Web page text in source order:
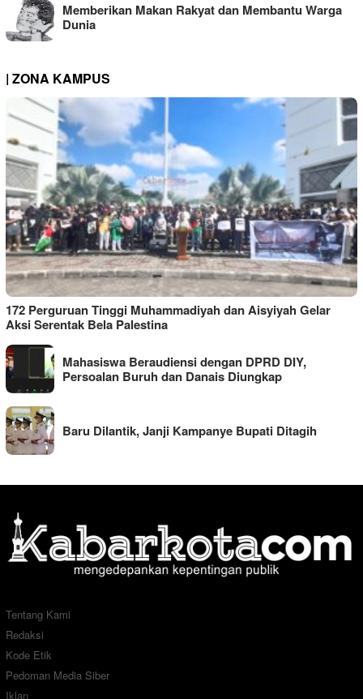
Memberikan Makan Rakyat dan Membantu Warga
Dunia
| ZONA KAMPUS
172 Perguruan Tinggi Muhammadiyah dan Aisyiyah Gelar
Aksi Serentak Bela Palestina
Mahasiswa Beraudiensi dengan DPRD DIY,
Persoalan Buruh dan Danais Diungkap
Baru Dilantik, Janji Kampanye Bupati Ditagih
Tentang Kami
Redaksi
Kode Etik
Pedoman Media Siber
Iklan